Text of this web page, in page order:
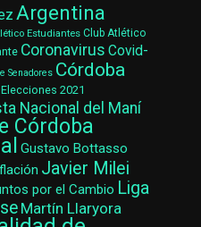
Argentina
Estudiantes Club Atlético
Coronavirus Covid-
Senadores Córdoba
Elecciones 2021
Nacional del Maní
Córdoba
Gustavo Bottasso
Javier Milei
por el Cambio Liga
Martín Llaryora